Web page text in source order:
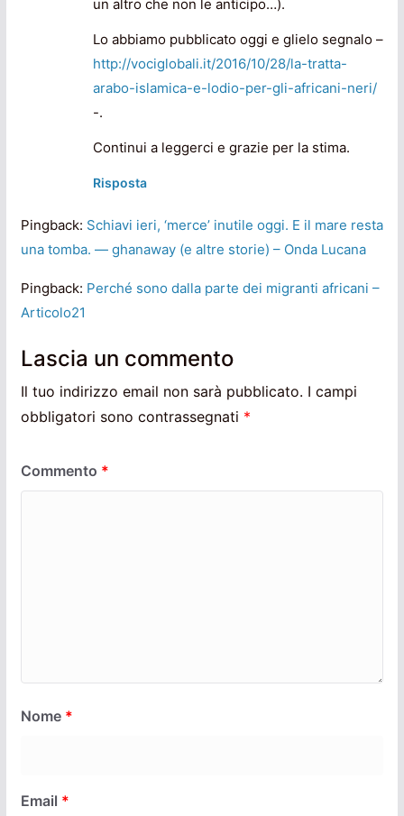
un altro che non le anticipo…).
Lo abbiamo pubblicato oggi e glielo segnalo –
http://vociglobali.it/2016/10/28/la-tratta-
arabo-islamica-e-lodio-per-gli-africani-neri/
-.
Continui a leggerci e grazie per la stima.
Risposta
Pingback: Schiavi ieri, ‘merce’ inutile oggi. E il mare resta
una tomba. — ghanaway (e altre storie) – Onda Lucana
Pingback: Perché sono dalla parte dei migranti africani –
Articolo21
Lascia un commento
Il tuo indirizzo email non sarà pubblicato. I campi
obbligatori sono contrassegnati *
Commento *
Nome *
Email *